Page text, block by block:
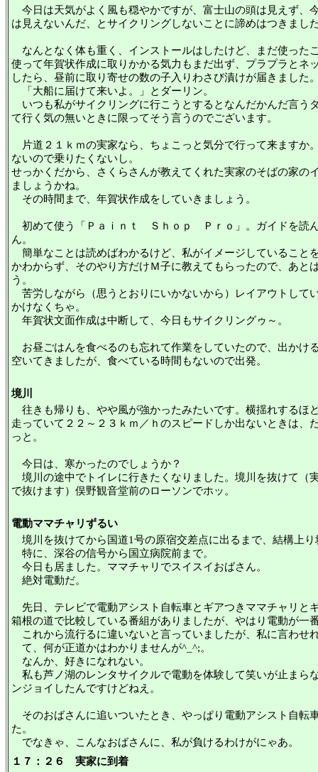
今日は天気がよく風も穏やかですが、富士山の頭は見えず、
は見えないんだ、とサイクリングしないことに諦めはつきまし
なんとなく体も重く、インストールはしたけど、まだ使った
使って年賀状作成に取りかかる気力もまだ出ず、プラプラとネ
したら、昼前に取り寄せの数の子入りわさび漬けが届きました
「大船に届けて来いよ。」とダーリン。
いつも私がサイクリングに行こうとするとなんだかんだ言う
て行く気の無いときに限ってそう言うのでございます。
片道２１ｋｍの実家なら、ちょこっと気分で行って来ますか
ないので乗りたくないし。
せっかくだから、さくらさんが教えてくれた実家のそばの家の
ましょうかね。
その時間まで、年賀状作成をしていきましょう。
初めて使う「Ｐａｉｎｔ Ｓｈｏｐ Ｐｒｏ」。ガイドを読
ん。
簡単なことは読めばわかるけど、私がイメージしていること
かわからず、そのやり方だけＭ子に教えてもらったので、あと
う。
苦労しながら（思うとおりにいかないから）レイアウトして
かけなくちゃ。
年賀状文面作成は中断して、今日もサイクリングゥ～。
お昼ごはんを食べるのも忘れて作業をしていたので、出かけ
空いてきましたが、食べている時間もないので出発。
境川
往きも帰りも、やや風が強かったみたいです。横揺れするほ
走っていて２２～２３ｋｍ／ｈのスピードしか出ないときは、
っと。
今日は、寒かったのでしょうか？
境川の途中でトイレに行きたくなりました。境川を抜けて（
で抜けます）俣野観音堂前のローソンでホッ。
電動ママチャリずるい
境川を抜けてから国道1号の原宿交差点に出るまで、結構上り
特に、深谷の信号から国立病院前まで。
今日も居ました。ママチャリでスイスイおばさん。
絶対電動だ。
先日、テレビで電動アシスト自転車とギアつきママチャリと
箱根の道で比較している番組がありましたが、やはり電動が一
これから流行るに違いないと言っていましたが、私に言わせ
て、何が正道かはわかりませんが^_^;。
なんか、好きになれない。
私も芦ノ湖のレンタサイクルで電動を体験して笑いが止まら
ンジョイしたんですけどねえ。
そのおばさんに追いついたとき、やっぱり電動アシスト自転
た。
でなきゃ、こんなおばさんに、私が負けるわけがにゃあ。
１７：２６ 実家に到着